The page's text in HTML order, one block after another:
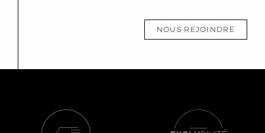
NOUS REJOINDRE